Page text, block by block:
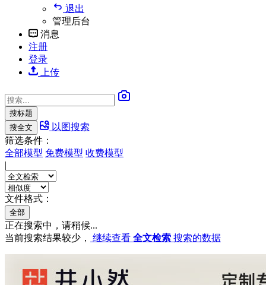
退出
管理后台
消息
注册
登录
上传
搜标题
搜全文
以图搜索
筛选条件：
全部模型 免费模型 收费模型
|
文件格式：
全部
正在搜索中，请稍候...
当前搜索结果较少，
继续查看 全文检索 搜索的数据